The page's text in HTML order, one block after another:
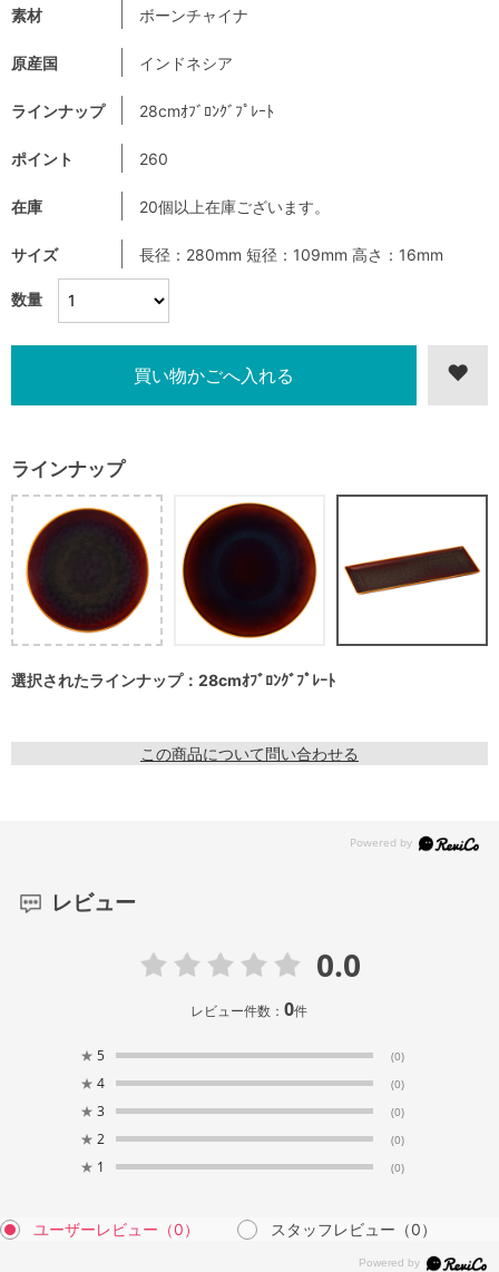
数量
素材 ボーンチャイナ
原産国 インドネシア
ラインナップ 28cmｵﾌﾞﾛﾝｸﾞﾌﾟﾚｰﾄ
ポイント 260
在庫 20個以上在庫ございます。
サイズ 長径：280mm 短径：109mm 高さ：16mm
ラインナップ
選択されたラインナップ：28cmｵﾌﾞﾛﾝｸﾞﾌﾟﾚｰﾄ
この商品について問い合わせる
レビュー
0.0
レビュー件数：0件
★ 5 (0)
★ 4 (0)
★ 3 (0)
★ 2 (0)
★ 1 (0)
ユーザーレビュー （0） スタッフレビュー （0）